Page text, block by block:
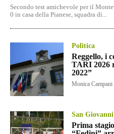
Secondo test amichevole per il
0 in casa della Pianese, squadra di...
Politica
Reggello, i
TARI 2026
2022”
Monica Campani
San
Prima